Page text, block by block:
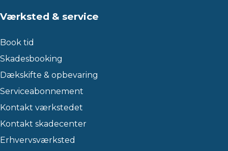
Værksted & service
Book tid
Skadesbooking
Dækskifte & opbevaring
Serviceabonnement
Kontakt værkstedet
Kontakt skadecenter
Erhvervsværksted